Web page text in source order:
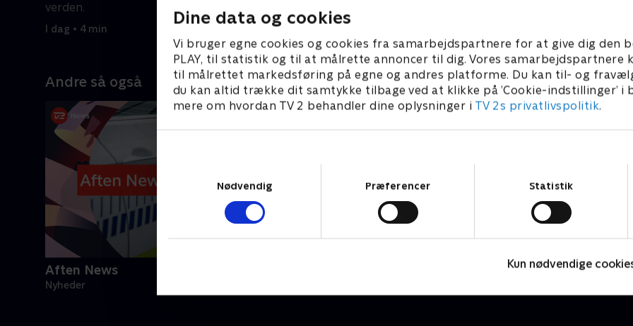
Dine data og cookies
Vi bruger egne cookies og cookies fra samarbejdspartnere for at give dig den
PLAY, til statistik og til at målrette annoncer til dig. Vores samarbejdspartnere
til målrettet markedsføring på egne og andres platforme. Du kan til- og
du kan altid trække dit samtykke tilbage ved at klikke på ’Cookie-indstillinger’ i
mere om hvordan TV 2 behandler dine oplysninger i TV 2s privatlivspolitik.
Nødvendig
Præferencer Statistik
Kun nødvendige
verden.
I dag • 4 min I dag • 5 min
Andre så også
Aften News
Nyheder